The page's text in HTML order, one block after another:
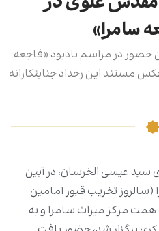
سامرا»
در مراسم یادبود «فاجعه
مستند این رخداد جنایتکارانه
عیسی الخرسان، در آیین‌
(سالروز تخریب قبور امامین
مرکز میراث سامرا و به